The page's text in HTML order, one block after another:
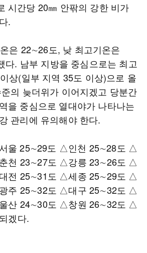
시간당 20㎜ 안팎의 강한 비가
.
은 22∼26도, 낮 최고기온은
. 남부 지방을 중심으로는 최고
상(일부 지역 35도 이상)으로 올
의 늦더위가 이어지겠고 당분간
을 중심으로 열대야가 나타나는
관리에 유의해야 한다.
울 25∼29도 △인천 25∼28도 △
천 23∼27도 △강릉 23∼26도 △
전 25∼31도 △세종 25∼29도 △
주 25∼32도 △대구 25∼32도 △
산 24∼30도 △창원 26∼32도 △
겠다.